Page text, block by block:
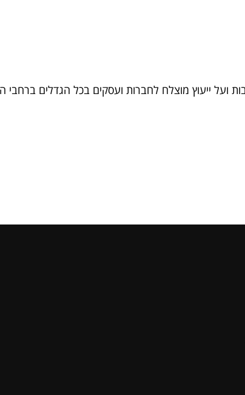
ועל ייעוץ מוצלח לחברות ועסקים בכל הגדלים ברחבי